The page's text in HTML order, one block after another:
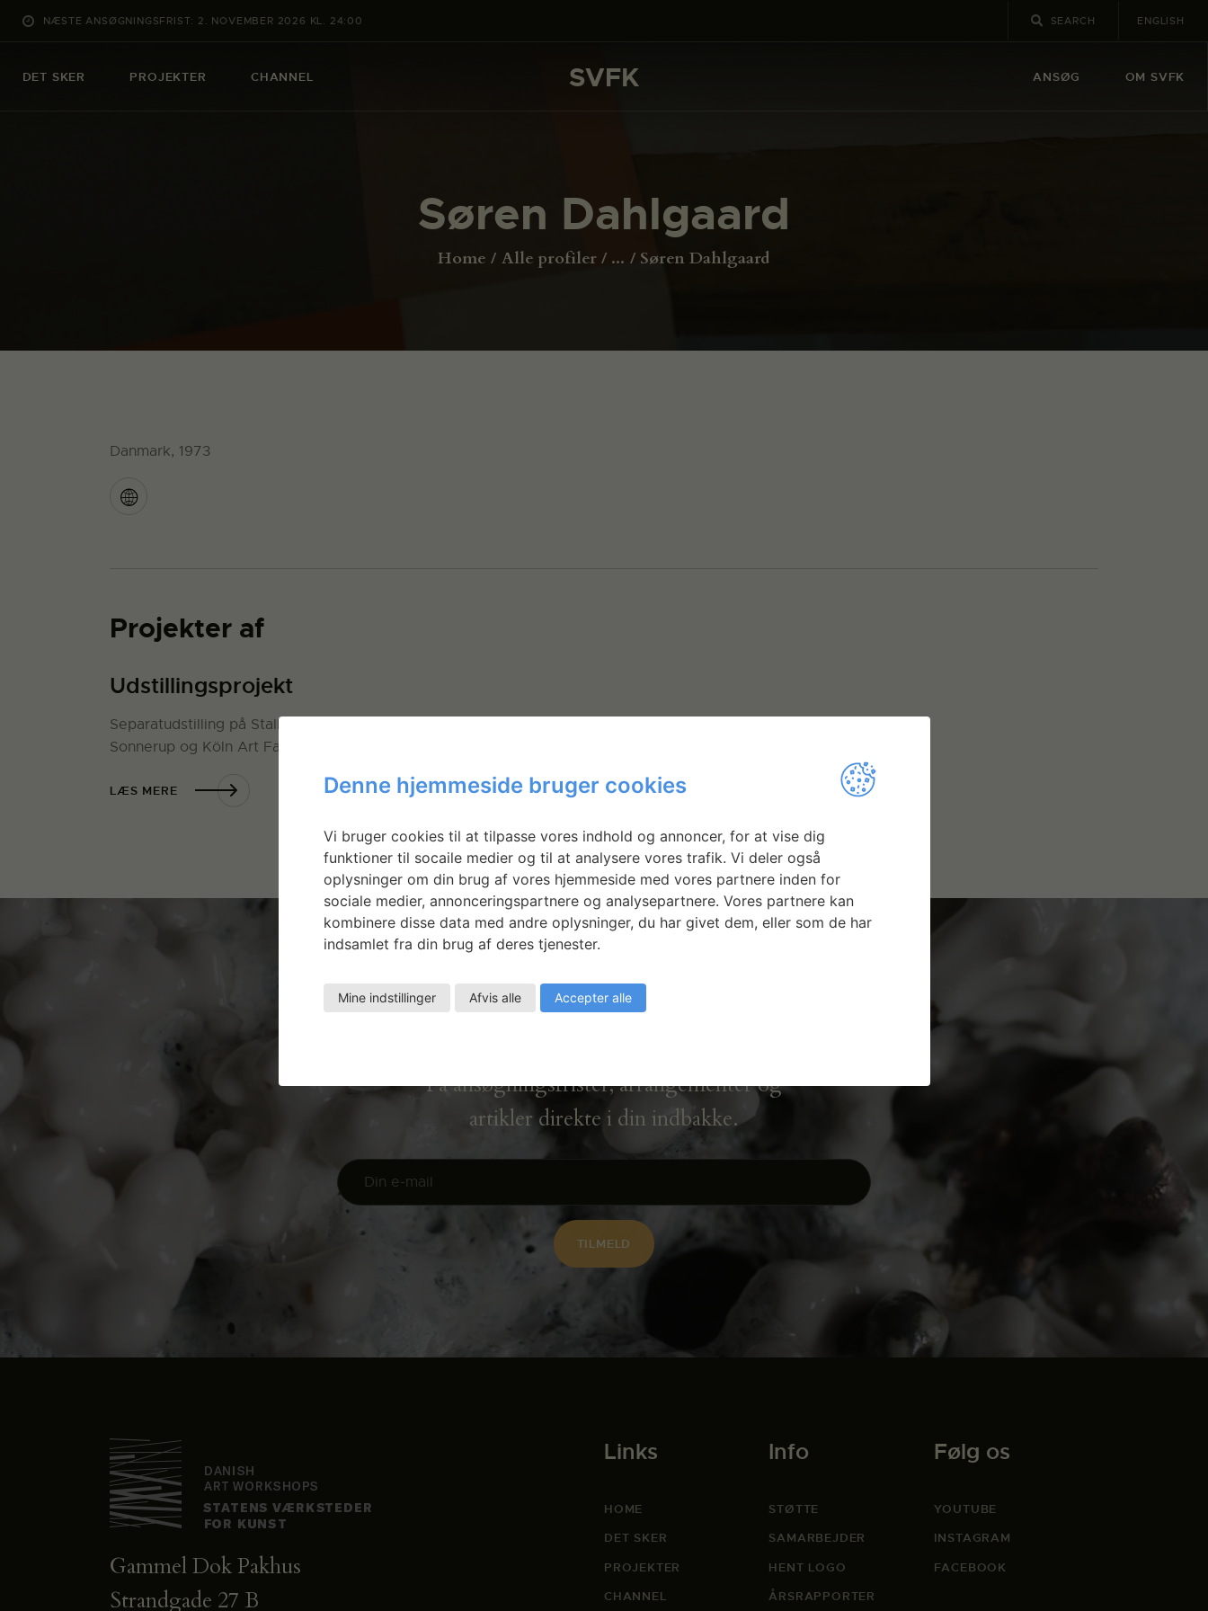
NÆSTE ANSØGNINGSFRIST: 2. NOVEMBER 2026 KL. 24:00 ENGLISH
DET SKER PROJEKTER CHANNEL SVFK ANSØG OM SVFK
Søren Dahlgaard
Home Alle profiler ... Søren Dahlgaard
SVFK
PROJEKTER
OM SVFK
ENGLISH
Danmark, 1973
Projekter af
Udstillingsprojekt
Separatudstilling på Stalke Galleri / Kirke
Sonnerup og Köln Art Fair oktober 2008
LÆS MERE
Nyhedsbrev
Få ansøgningsfrister, arrangementer og
artikler direkte i din indbakke.
Gammel Dok Pakhus
Strandgade 27 B
Links
HOME
DET SKER
PROJEKTER
CHANNEL
Info
STØTTE
SAMARBEJDER
HENT LOGO
ÅRSRAPPORTER
Følg os
YOUTUBE
INSTAGRAM
FACEBOOK
Denne hjemmeside bruger cookies
Vi bruger cookies til at tilpasse vores indhold og annoncer, for at vise dig
funktioner til socaile medier og til at analysere vores trafik. Vi deler også
oplysninger om din brug af vores hjemmeside med vores partnere inden for
sociale medier, annonceringspartnere og analysepartnere. Vores partnere kan
kombinere disse data med andre oplysninger, du har givet dem, eller som de har
indsamlet fra din brug af deres tjenester.
Mine indstillinger Afvis alle Accepter alle